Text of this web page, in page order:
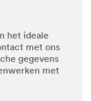
het ideale
met ons
gegevens
met